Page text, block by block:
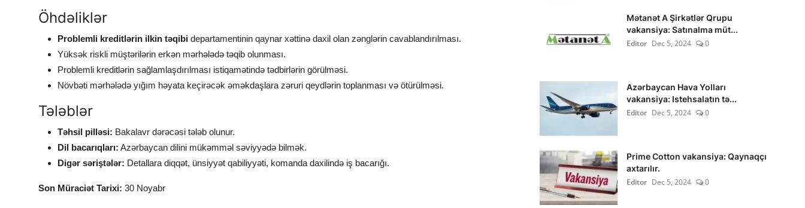
Öhdəliklər
Problemli kreditlərin ilkin təqibi departamentinin qaynar xəttinə daxil olan zənglərin cavablandırılması.
Yüksək riskli müştərilərin erkən mərhələdə təqib olunması.
Problemli kreditlərin sağlamlaşdırılması istiqamətində tədbirlərin görülməsi.
Növbəti mərhələdə yığım həyata keçirəcək əməkdaşlara zəruri qeydlərin toplanması və ötürülməsi.
Tələblər
Təhsil pilləsi: Bakalavr dərəcəsi tələb olunur.
Dil bacarıqları: Azərbaycan dilini mükəmməl səviyyədə bilmək.
Digər səriştələr: Detallara diqqət, ünsiyyət qabiliyyəti, komanda daxilində iş bacarığı.
Son Müraciət Tarixi: 30 Noyabr
Mətanət A Şirkətlər Qrupu
vakansiya: Satınalma müt...
Editor Dec 5, 2024 0
Azərbaycan Hava Yolları
vakansiya: Istehsalatın tə...
Editor Dec 5, 2024 0
Prime Cotton vakansiya: Qaynaqçı
axtarılır.
Editor Dec 5, 2024 0